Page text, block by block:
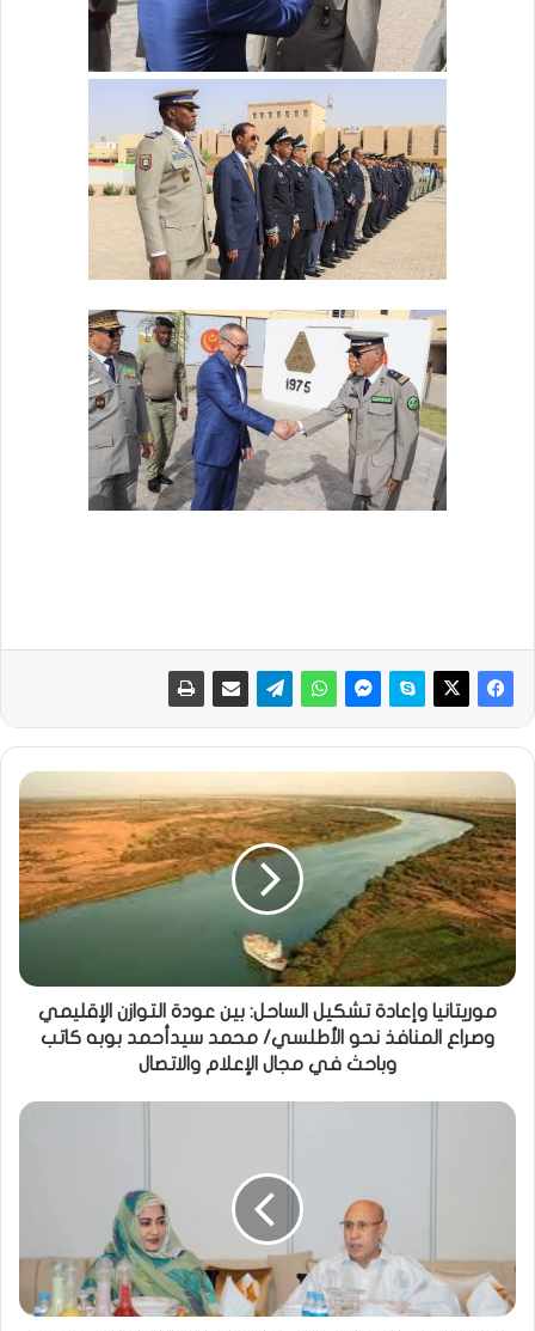
موريتانيا وإعادة تشكيل الساحل: بين عودة التوازن الإقليمي
وصراع المنافذ نحو الأطلسي/ محمد سيدأحمد بوبه كاتب
وباحث في مجال الإعلام والاتصال